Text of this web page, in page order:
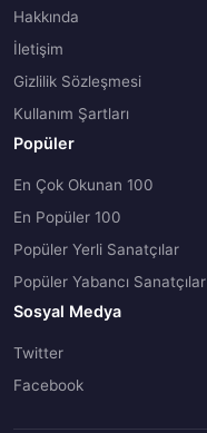
Hakkında
İletişim
Gizlilik Sözleşmesi
Kullanım Şartları
Popüler
En Çok Okunan 100
En Popüler 100
Popüler Yerli Sanatçılar
Popüler Yabancı Sanatçılar
Sosyal Medya
Twitter
Facebook